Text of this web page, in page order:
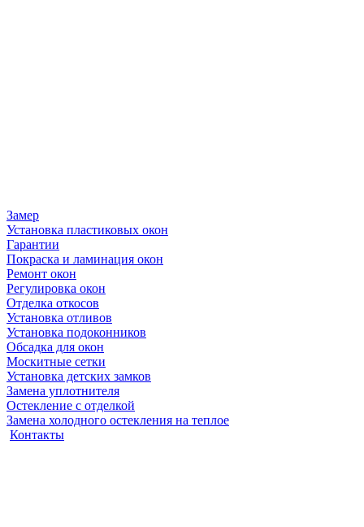
Замер
Установка пластиковых окон
Гарантии
Покраска и ламинация окон
Ремонт окон
Регулировка окон
Отделка откосов
Установка отливов
Установка подоконников
Обсадка для окон
Москитные сетки
Установка детских замков
Замена уплотнителя
Остекление с отделкой
Замена холодного остекления на теплое
Контакты